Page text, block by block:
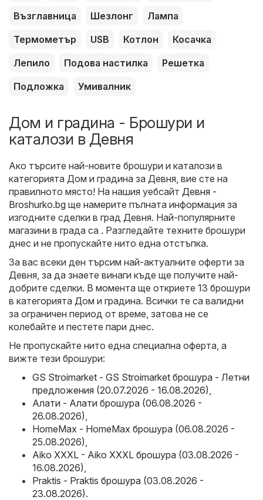
Възглавница
Шезлонг
Лампа
Термометър
USB Котлон
Косачка
Лепило
Подова настилка
Решетка
Подложка
Умивалник
Дом и градина - Брошури и
каталози в Девня
Ако търсите най-новите брошури и каталози в
категорията Дом и градина за Девня, вие сте на
правилното място! На нашия уебсайт Девня -
Broshurko.bg ще намерите пълната информация за
изгодните сделки в град Девня. Най-популярните
магазини в града са . Разгледайте техните брошури
днес и не пропускайте нито една отстъпка.
За вас всеки ден търсим най-актуалните оферти за
Девня, за да знаете винаги къде ще получите най-
добрите сделки. В момента ще откриете 13 брошури
в категорията Дом и градина. Всички те са валидни
за ограничен период от време, затова не се
колебайте и пестете пари днес.
Не пропускайте нито една специална оферта, а
вижте тези брошури:
GS Stroimarket - GS Stroimarket брошура - Летни
предложения (20.07.2026 - 16.08.2026)
Алати - Алати брошура (06.08.2026 -
26.08.2026)
HomeMax - HomeMax брошура (06.08.2026 -
25.08.2026)
Aiko XXXL - Aiko XXXL брошура (03.08.2026 -
16.08.2026)
Praktis - Praktis брошура (03.08.2026 -
23.08.2026).